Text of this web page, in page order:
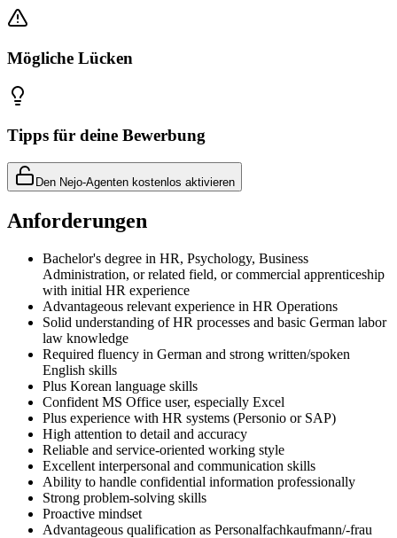
Mögliche Lücken
Tipps für deine Bewerbung
Den Nejo-Agenten kostenlos aktivieren
Anforderungen
Bachelor's degree in HR, Psychology, Business
Administration, or related field, or commercial apprenticeship
with initial HR experience
Advantageous relevant experience in HR Operations
Solid understanding of HR processes and basic German labor
law knowledge
Required fluency in German and strong written/spoken
English skills
Plus Korean language skills
Confident MS Office user, especially Excel
Plus experience with HR systems (Personio or SAP)
High attention to detail and accuracy
Reliable and service-oriented working style
Excellent interpersonal and communication skills
Ability to handle confidential information professionally
Strong problem-solving skills
Proactive mindset
Advantageous qualification as Personalfachkaufmann/-frau